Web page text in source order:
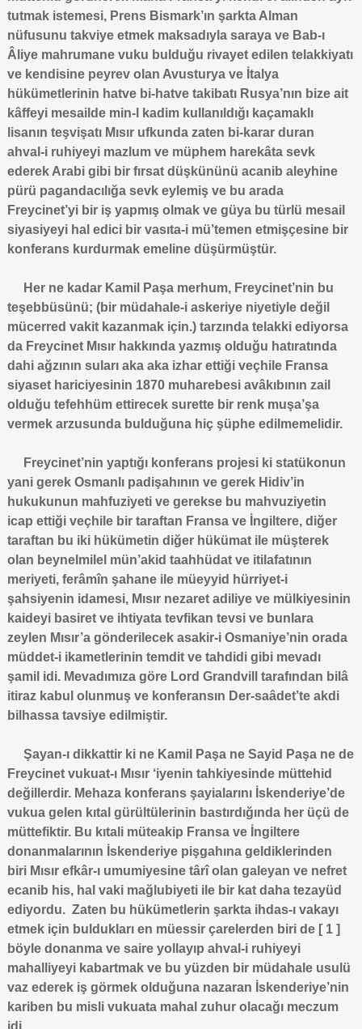
tutmak istemesi, Prens Bismark’ın şarkta Alman
nüfusunu takviye etmek maksadıyla saraya ve Bab-ı
Âliye mahrumane vuku bulduğu rivayet edilen telakkiyatı
ve kendisine peyrev olan Avusturya ve İtalya
hükümetlerinin hatve bi-hatve takibatı Rusya’nın bize ait
kâffeyi mesailde min-l kadim kullanıldığı kaçamaklı
lisanın teşvişatı Mısır ufkunda zaten bi-karar duran
ahval-i ruhiyeyi mazlum ve müphem harekâta sevk
ederek Arabi gibi bir fırsat düşkününü acanib aleyhine
pürü pagandacılığa sevk eylemiş ve bu arada
Freycinet’yi bir iş yapmış olmak ve güya bu türlü mesail
siyasiyeyi hal edici bir vasıta-i mü’temen etmişçesine bir
konferans kurdurmak emeline düşürmüştür.
Her ne kadar Kamil Paşa merhum, Freycinet’nin bu
teşebbüsünü; (bir müdahale-i askeriye niyetiyle değil
mücerred vakit kazanmak için.) tarzında telakki ediyorsa
da Freycinet Mısır hakkında yazmış olduğu hatıratında
dahi ağzının suları aka aka izhar ettiği veçhile Fransa
siyaset hariciyesinin 1870 muharebesi avâkıbının zail
olduğu tefehhüm ettirecek surette bir renk muşa’şa
vermek arzusunda bulduğuna hiç şüphe edilmemelidir.
Freycinet’nin yaptığı konferans projesi ki statükonun
yani gerek Osmanlı padişahının ve gerek Hidiv’in
hukukunun mahfuziyeti ve gerekse bu mahvuziyetin
icap ettiği veçhile bir taraftan Fransa ve İngiltere, diğer
taraftan bu iki hükümetin diğer hükümat ile müşterek
olan beynelmilel mün’akid taahhüdat ve itilafatının
meriyeti, ferâmîn şahane ile müeyyid hürriyet-i
şahsiyenin idamesi, Mısır nezaret adiliye ve mülkiyesinin
kaideyi basiret ve ihtiyata tevfikan tevsi ve bunlara
zeylen Mısır’a gönderilecek asakir-i Osmaniye’nin orada
müddet-i ikametlerinin temdit ve tahdidi gibi mevadı
şamil idi. Mevadımıza göre Lord Grandvill tarafından bilâ
itiraz kabul olunmuş ve konferansın Der-saâdet’te akdi
bilhassa tavsiye edilmiştir.
Şayan-ı dikkattir ki ne Kamil Paşa ne Sayid Paşa ne de
Freycinet vukuat-ı Mısır ‘iyenin tahkiyesinde müttehid
değillerdir. Mehaza konferans şayialarını İskenderiye’de
vukua gelen kıtal gürültülerinin bastırdığında her üçü de
müttefiktir. Bu kıtali müteakip Fransa ve İngiltere
donanmalarının İskenderiye pişgahına geldiklerinden
biri Mısır efkâr-ı umumiyesine târî olan galeyan ve nefret
ecanib his, hal vaki mağlubiyeti ile bir kat daha tezayüd
ediyordu. Zaten bu hükümetlerin şarkta ihdas-ı vakayı
etmek için buldukları en müessir çarelerden biri de [ 1 ]
böyle donanma ve saire yollayıp ahval-i ruhiyeyi
mahalliyeyi kabartmak ve bu yüzden bir müdahale usulü
vaz ederek iş görmek olduğuna nazaran İskenderiye’nin
kariben bu misli vukuata mahal zuhur olacağı meczum